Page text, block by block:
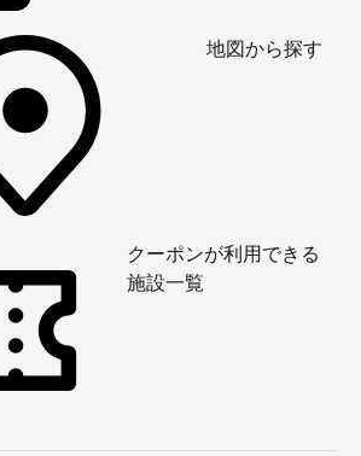
地図から探す
クーポンが利用できる
施設一覧